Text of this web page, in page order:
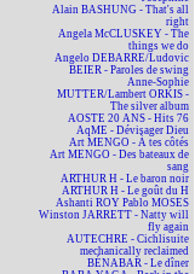
Alain BASHUNG - That's all
right
Angela McCLUSKEY - The
things we do
Angelo DEBARRE/Ludovic
BEIER - Paroles de swing
Anne-Sophie
MUTTER/Lambert ORKIS -
The silver album
AOSTE 20 ANS - Hits 76
AqME - Dévisager Dieu
Art MENGO - À tes côtés
Art MENGO - Des bateaux de
sang
ARTHUR H - Le baron noir
ARTHUR H - Le goût du H
Ashanti ROY Pablo MOSES
Winston JARRETT - Natty will
fly again
AUTECHRE - Cichlisuite
mechanically reclaimed
BÉNABAR - Le dîner